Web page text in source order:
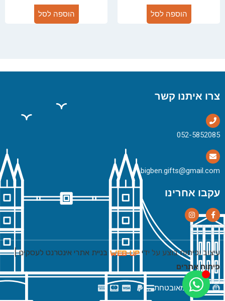
הוספה לסל הוספה לסל
צרו איתנו קשר
bigben.gifts@gmail.com
עקבו אחרינו
עיצוב ופיתוח בוצע על ידי בניית אתרי אינטרנט לעסקים|
פיתוח אתרים
רכישה מאובטחת